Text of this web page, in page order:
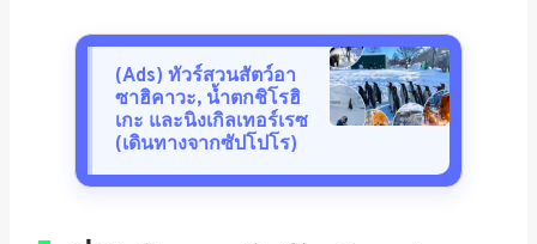
(Ads) ทัวร์สวนสัตว์อา
ซาฮิคาวะ, น้ำตกชิโรฮิ
เกะ และนิงเกิลเทอร์เรซ
(เดินทางจากซัปโปโร)